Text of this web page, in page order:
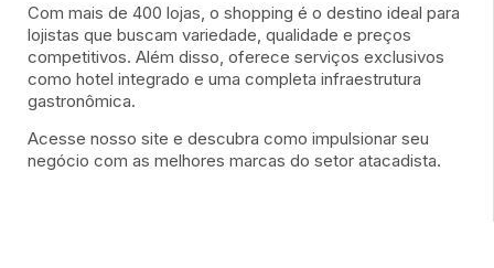
Com mais de 400 lojas, o shopping é o destino ideal para
lojistas que buscam variedade, qualidade e preços
competitivos. Além disso, oferece serviços exclusivos
como hotel integrado e uma completa infraestrutura
gastronômica.
Acesse nosso site e descubra como impulsionar seu
negócio com as melhores marcas do setor atacadista.